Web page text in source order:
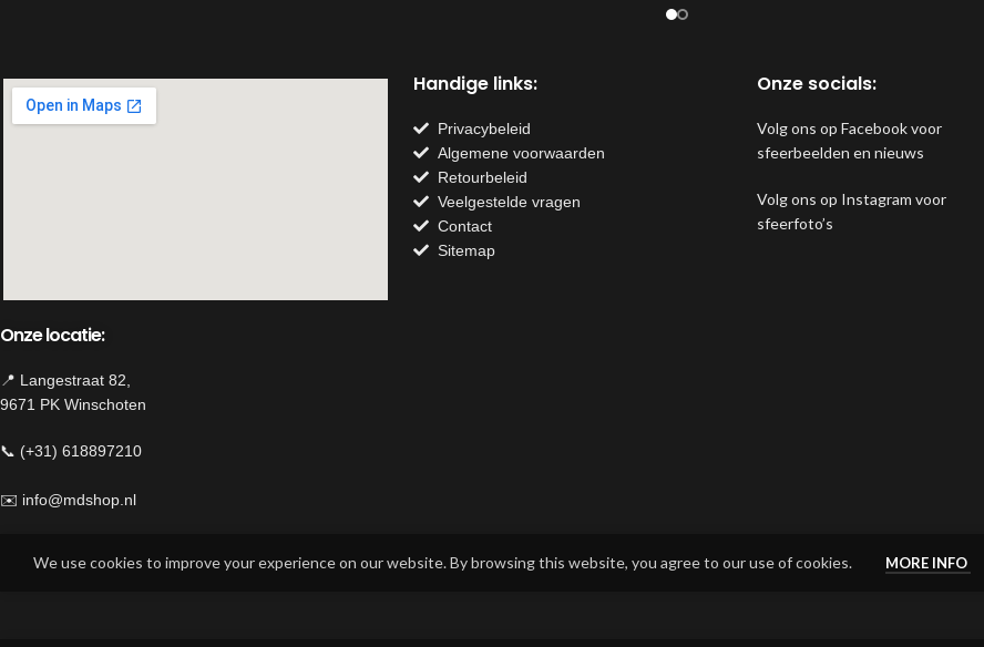
Afmeting: 40cm
Geschikt voor: Binnen en overdekte
buitenruimte
Onze locatie:
📍 Langestraat 82,
9671 PK Winschoten
📞 (+31) 618897210
✉️ info@mdshop.nl
Handige links:
Privacybeleid
Algemene voorwaarden
Retourbeleid
Veelgestelde vragen
Contact
Sitemap
Onze socials:
Volg ons op Facebook voor
sfeerbeelden en nieuws
Volg ons op Instagram voor
sfeerfoto’s
We use cookies to improve your experience on our website. By browsing this website, you agree to our use of cookies. MORE INFO